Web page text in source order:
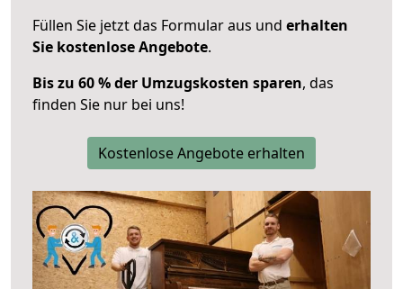
Füllen Sie jetzt das Formular aus und erhalten
Sie kostenlose Angebote.
Bis zu 60 % der Umzugskosten sparen, das
finden Sie nur bei uns!
Kostenlose Angebote erhalten